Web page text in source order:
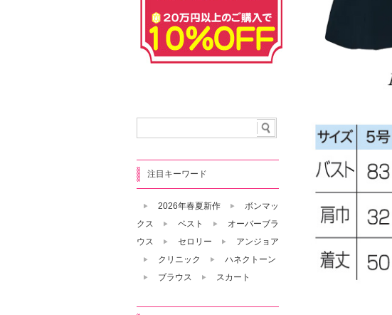
注目キーワード
2026年春夏新作
ボンマッ
クス
ベスト
オーバーブラ
ウス
セロリー
アンジョア
クリニック
ハネクトーン
ブラウス
スカート